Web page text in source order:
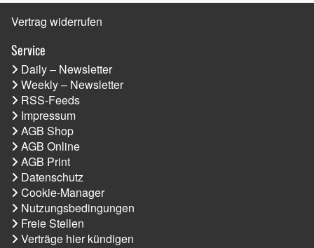
Vertrag widerrufen
Service
Daily – Newsletter
Weekly – Newsletter
RSS-Feeds
Impressum
AGB Shop
AGB Online
AGB Print
Datenschutz
Cookie-Manager
Nutzungsbedingungen
Freie Stellen
Verträge hier kündigen